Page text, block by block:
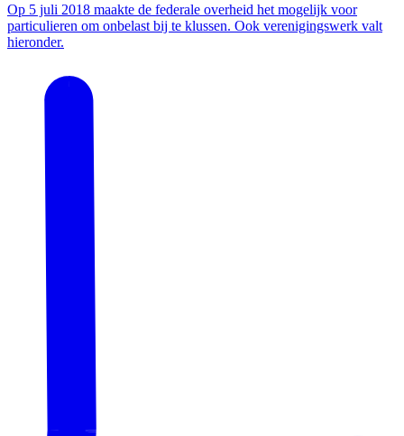
Op 5 juli 2018 maakte de federale overheid het mogelijk voor
particulieren om onbelast bij te klussen. Ook verenigingswerk valt
hieronder.